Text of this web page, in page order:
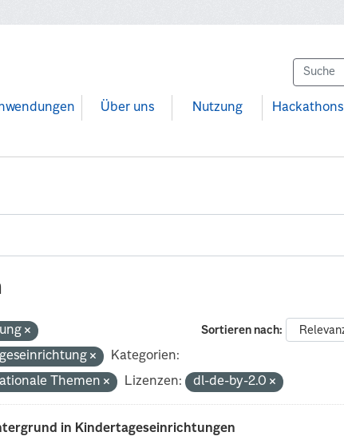
Über uns Nutzung Hackathons
Sortieren nach
Kategorien:
Themen Lizenzen: dl-de-by-2.0
in Kindertageseinrichtungen